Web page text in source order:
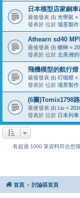
日本模型店家銅
最後發表 由 光學鼠 «
發表於 位於 場景製作
Athearn sd40
最後發表 由 蟋蟀 «
發表於 位於 北美洲
飛機模型的航行燈
最後發表 由 叮噹橙 «
發表於 位於 場景製作
(6圖)Tomix1798
最後發表 由 Liu «
發表於 位於 日本列車
有超過 1000 筆資料符合您
首頁 討論區首頁